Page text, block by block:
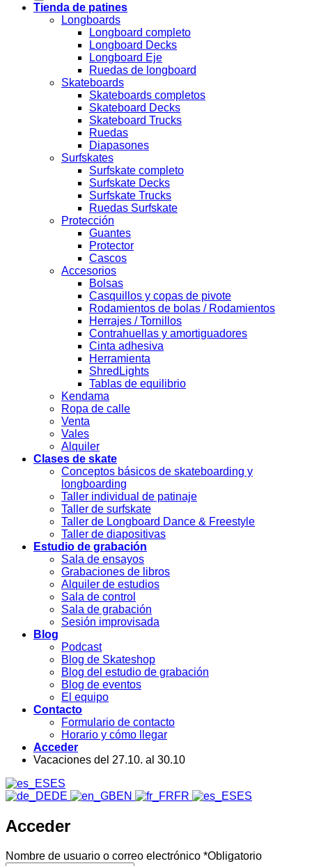
Tienda de patines
Longboards
Longboard completo
Longboard Decks
Longboard Eje
Ruedas de longboard
Skateboards
Skateboards completos
Skateboard Decks
Skateboard Trucks
Ruedas
Diapasones
Surfskates
Surfskate completo
Surfskate Decks
Surfskate Trucks
Ruedas Surfskate
Protección
Guantes
Protector
Cascos
Accesorios
Bolsas
Casquillos y copas de pivote
Rodamientos de bolas / Rodamientos
Herrajes / Tornillos
Contrahuellas y amortiguadores
Cinta adhesiva
Herramienta
ShredLights
Tablas de equilibrio
Kendama
Ropa de calle
Venta
Vales
Alquiler
Clases de skate
Conceptos básicos de skateboarding y
longboarding
Taller individual de patinaje
Taller de surfskate
Taller de Longboard Dance & Freestyle
Taller de diapositivas
Estudio de grabación
Sala de ensayos
Grabaciones de libros
Alquiler de estudios
Sala de control
Sala de grabación
Sesión improvisada
Blog
Podcast
Blog de Skateshop
Blog del estudio de grabación
Blog de eventos
El equipo
Contacto
Formulario de contacto
Horario y cómo llegar
Acceder
Vacaciones del 27.10. al 30.10
ES
DE
EN FR ES
Acceder
Nombre de usuario o correo electrónico *Obligatorio